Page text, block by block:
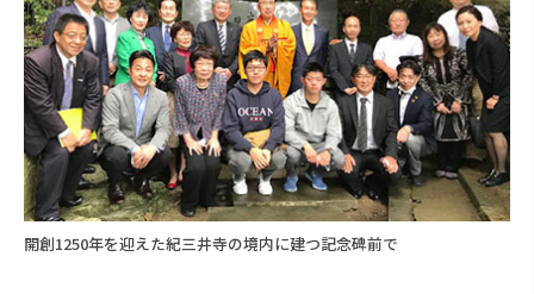
開創1250年を迎えた紀三井寺の境内に建つ記念碑前で